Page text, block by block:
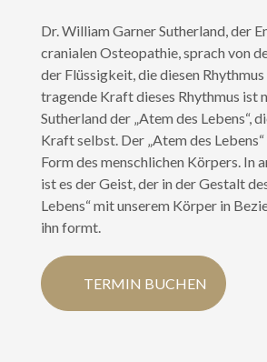
Dr. William Garner Sutherland, der
cranialen Osteopathie, sprach von
der Flüssigkeit, die diesen
tragende Kraft dieses Rhythmus ist
Sutherland der „Atem des Lebens“,
Kraft selbst. Der „Atem des
Form des menschlichen Körpers. In
ist es der Geist, der in der Gestalt
Lebens“ mit unserem Körper in
ihn formt.
TERMIN BUCHEN